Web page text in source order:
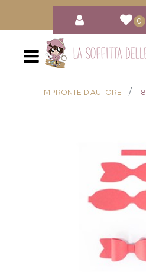
0
Open
IMPRONTE D'AUTORE